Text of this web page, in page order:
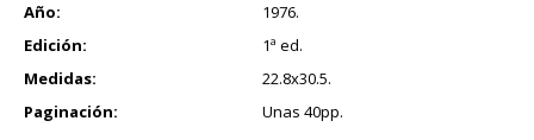
Año:
1976.
Edición:
1ª ed.
Medidas:
22.8x30.5.
Paginación:
Unas 40pp.